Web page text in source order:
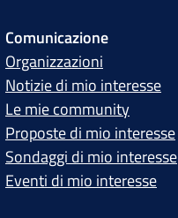
Comunicazione
Organizzazioni
Notizie di mio interesse
Le mie community
Proposte di mio interesse
Sondaggi di mio interesse
Eventi di mio interesse